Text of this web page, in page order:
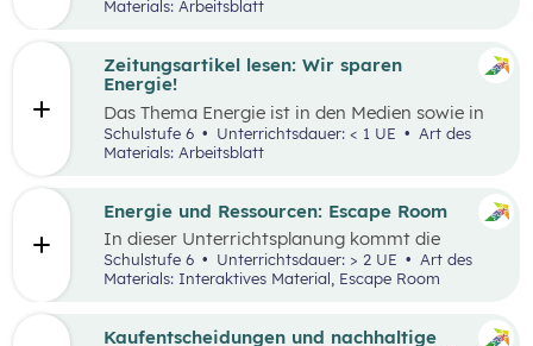
Energie und Ressourcen: Escape Room
In dieser Unterrichtsplanung kommt die
Methode „Escape Room“ zum Einsatz. Ziel ist
es, Inhalte des Kompetenzbereichs
„Nachhaltiger Umgang mit Energie und
durch Kooperation bei der Teamarbeit
Schulstufe 6 Unterrichtsdauer: > 2 UE
Materials: Interaktives Material, Escape Room
Thema verantwortungsvoller Umgang mit
„Wohin?“ gestellt und die Konzepte „lineares
Wirtschaften” und „Kreislaufwirtschaft”
erarbeitet.
Materials: Arbeitsblatt
Kaufentscheidungen und nachhaltige
Zeitungsartikel lesen: Wir sparen
Energie!
Das Thema Energie ist in den Medien sowie in
täglichen Gesprächen allgegenwärtig. Dabei
wird oft von hohem Energieverbrauch, von
Energie sind seit dem Ukrainekrieg ein
omnipräsentes Thema.
Schulstufe 6 Unterrichtsdauer: < 1 UE
Materials: Arbeitsblatt